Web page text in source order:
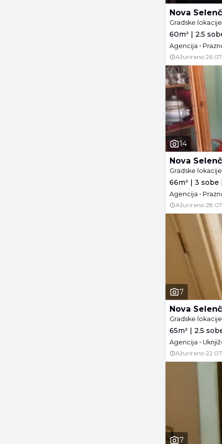
Nova
Gradske
60m² | 2.5
Agencija •
Ažurirano
14
Nova
Gradske
66m² | 3 sobe
Agencija •
Ažurirano
7
Nova
Gradske
65m² | 2.5
Agencija •
Ažurirano
7